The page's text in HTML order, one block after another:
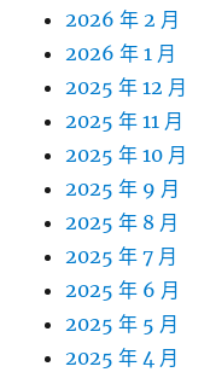
2026 年 2 月
2026 年 1 月
2025 年 12 月
2025 年 11 月
2025 年 10 月
2025 年 9 月
2025 年 8 月
2025 年 7 月
2025 年 6 月
2025 年 5 月
2025 年 4 月